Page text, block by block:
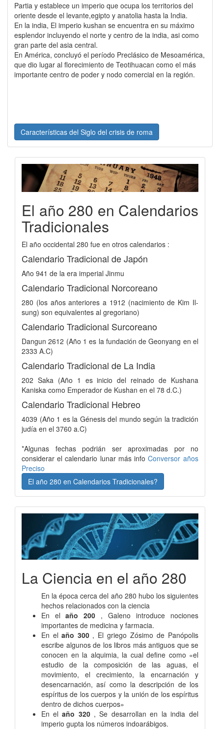
Partia y establece un imperio que ocupa los territorios del
oriente desde el levante,egipto y anatolia hasta la India.
En la india, El imperio kushan se encuentra en su máximo
esplendor incluyendo el norte y centro de la india, asi como
gran parte del asia central.
En América, concluyó el período Preclásico de Mesoamérica,
que dio lugar al florecimiento de Teotihuacan como el más
importante centro de poder y nodo comercial en la región.
Características del Siglo del crisis de roma
El año 280 en Calendarios
Tradicionales
El año occidental 280 fue en otros calendarios :
Calendario Tradicional de Japón
Año 941 de la era imperial Jinmu
Calendario Tradicional Norcoreano
280 (los años anteriores a 1912 (nacimiento de Kim Il-
sung) son equivalentes al gregoriano)
Calendario Tradicional Surcoreano
Dangun 2612 (Año 1 es la fundación de Geonyang en el
2333 A.C)
Calendario Tradicional de La India
202 Saka (Año 1 es inicio del reinado de Kushana
Kaniska como Emperador de Kushan en el 78 d.C.)
Calendario Tradicional Hebreo
4039 (Año 1 es la Génesis del mundo según la tradición
judía en el 3760 a.C)
*Algunas fechas podrián ser aproximadas por no
considerar el calendario lunar más info Conversor años
Preciso
El año 280 en Calendarios Tradicionales?
La Ciencia en el año 280
En la época cerca del año 280 hubo los siguientes
hechos relacionados con la ciencia
En el año 200 , Galeno introduce nociones
importantes de medicina y farmacia.
En el año 300 , El griego Zósimo de Panópolis
escribe algunos de los libros más antiguos que se
conocen en la alquimia, la cual define como «el
estudio de la composición de las aguas, el
movimiento, el crecimiento, la encarnación y
desencarnación, así como la descripción de los
espíritus de los cuerpos y la unión de los espíritus
dentro de dichos cuerpos»
En el año 320 , Se desarrollan en la india del
imperio gupta los números indoarábigos.